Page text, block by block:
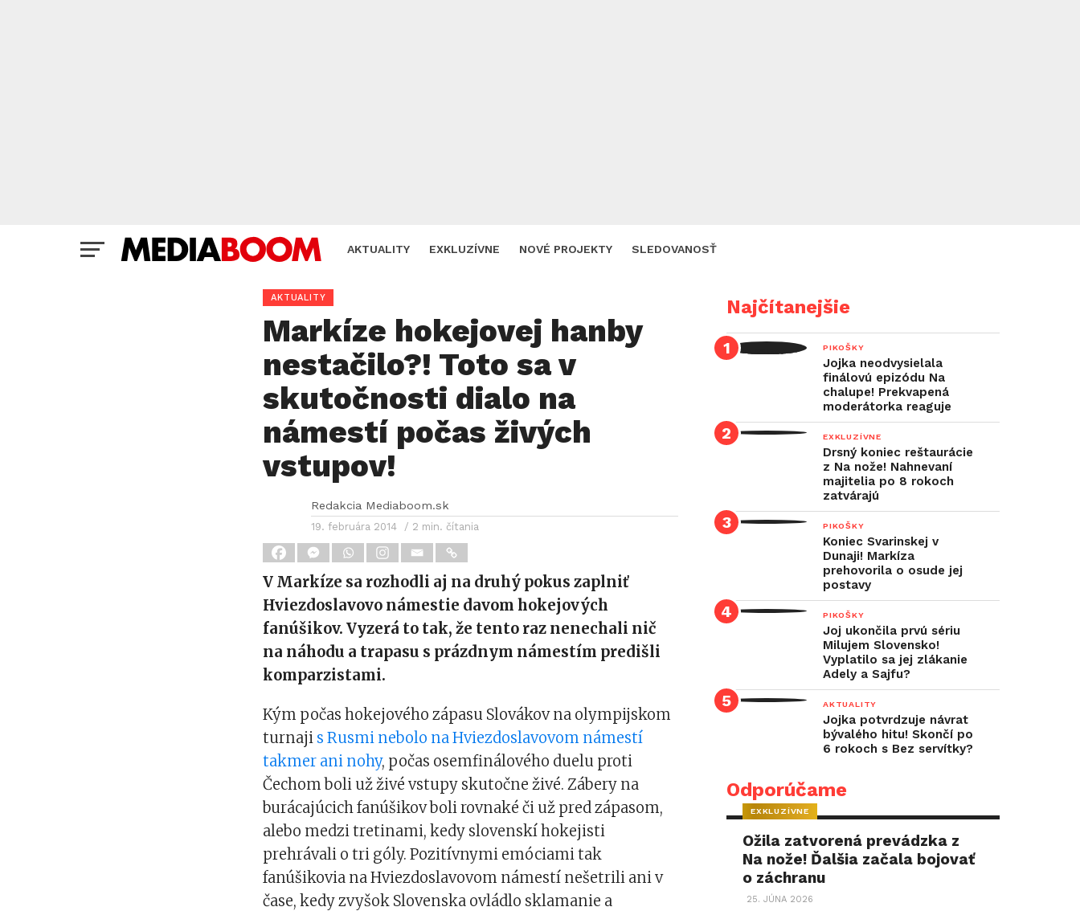
AKTUALITY EXKLUZÍVNE NOVÉ PROJEKTY SLEDOVANOSŤ
AKTUALITY
Markíze hokejovej hanby
nestačilo?! Toto sa v
skutočnosti dialo na
námestí počas živých
vstupov!
Redakcia Mediaboom.sk
19. februára 2014 / 2 min. čítania
V Markíze sa rozhodli aj na druhý pokus zaplniť
Hviezdoslavovo námestie davom hokejových
fanúšikov. Vyzerá to tak, že tento raz nenechali nič
na náhodu a trapasu s prázdnym námestím predišli
komparzistami.
Kým počas hokejového zápasu Slovákov na olympijskom
turnaji s Rusmi nebolo na Hviezdoslavovom námestí
takmer ani nohy, počas osemfinálového duelu proti
Čechom boli už živé vstupy skutočne živé. Zábery na
burácajúcich fanúšikov boli rovnaké či už pred zápasom,
alebo medzi tretinami, kedy slovenskí hokejisti
prehrávali o tri góly. Pozitívnymi emóciami tak
fanúšikovia na Hviezdoslavovom námestí nešetrili ani v
čase, kedy zvyšok Slovenska ovládlo sklamanie a
Najčítanejšie
PIKOŠKY
Jojka neodvysielala
finálovú epizódu Na
chalupe! Prekvapená
moderátorka reaguje
EXKLUZÍVNE
Drsný koniec reštaurácie
z Na nože! Nahnevaní
majitelia po 8 rokoch
zatvárajú
PIKOŠKY
Koniec Svarinskej v
Dunaji! Markíza
prehovorila o osude jej
postavy
PIKOŠKY
Joj ukončila prvú sériu
Milujem Slovensko!
Vyplatilo sa jej zlákanie
Adely a Sajfu?
AKTUALITY
Jojka potvrdzuje návrat
bývalého hitu! Skončí po
6 rokoch s Bez servítky?
Odporúčame
EXKLUZÍVNE
Ožila zatvorená prevádzka z
Na nože! Ďalšia začala bojovať
o záchranu
25. JÚNA 2026